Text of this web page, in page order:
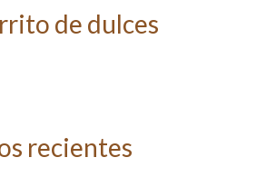
de dulces
recientes